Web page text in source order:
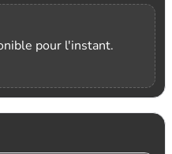
pour l'instant.